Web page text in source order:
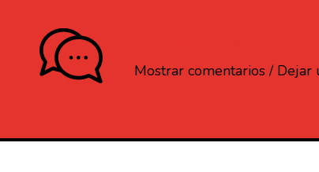
Mostrar comentarios / Dejar